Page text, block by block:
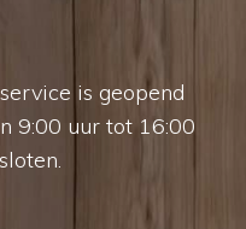
is geopend
9:00 uur tot 16:00